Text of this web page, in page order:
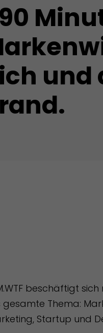
und
beschäftigt
Thema:
Startup und